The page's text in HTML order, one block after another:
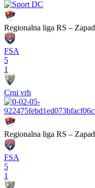
Regionalna liga RS – Zapad
FSA
5
1
Crni vrh
Regionalna liga RS – Zapad
FSA
5
1